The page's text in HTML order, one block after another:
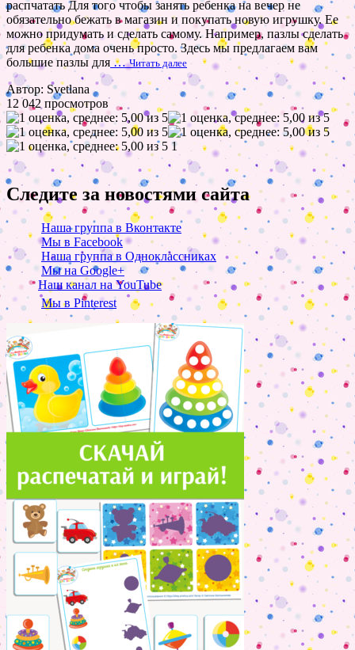
распчатать Для того чтобы занять ребенка на вечер не
обязательно бежать в магазин и покупать новую игрушку. Ее
можно придумать и сделать самому. Например, пазлы сделать
для ребенка дома очень просто. Здесь мы предлагаем вам
большие пазлы для…Читать далее
Автор: Svetlana
12 042 просмотров
1
Следите за новостями сайта
Наша группа в Вконтакте
Мы в Facebook
Наша группа в Одноклассниках
Мы на Google+
Наш канал на YouTube
Мы в Pinterest